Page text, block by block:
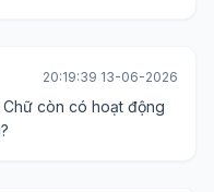
20:19:39 13-06-2026
Chữ còn có hoạt động